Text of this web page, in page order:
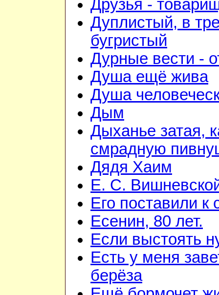
Друзья -
Дуплистый, в
бугристый
Дурные вести -
Душа ещё жива
Душа
Дым
Дыханье затая,
смрадную
Дядя Хаим
Е. С.
Его поставили к
Есенин, 80 лет.
Если выстоять
Есть у меня
берёза